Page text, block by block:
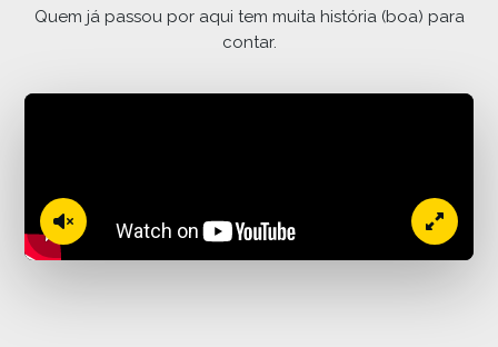
Quem já passou por aqui tem muita história (boa) para
contar.